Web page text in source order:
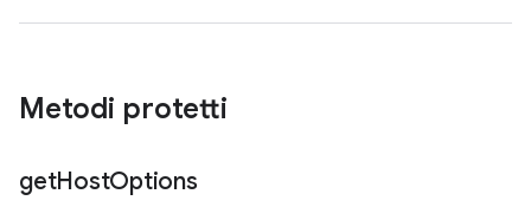
Metodi protetti
getHostOptions